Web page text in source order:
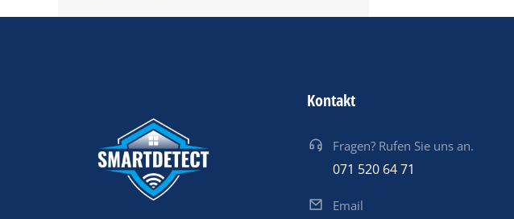
Kontakt
Fragen? Rufen Sie uns an.
071 520 64 71
Email